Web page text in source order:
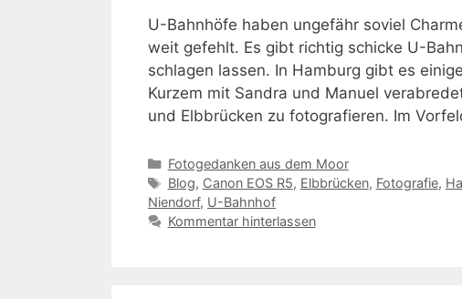
U-Bahnhöfe haben ungefähr soviel
weit gefehlt. Es gibt richtig schicke U-
schlagen lassen. In Hamburg gibt es
Kurzem mit Sandra und Manuel
und Elbbrücken zu fotografieren. Im
Kategorien
Fotogedanken aus dem Moor
Schlagwörter
Blog, Canon EOS R5, Elbbrücken, Fotografie,
Niendorf, U-Bahnhof
Kommentar hinterlassen